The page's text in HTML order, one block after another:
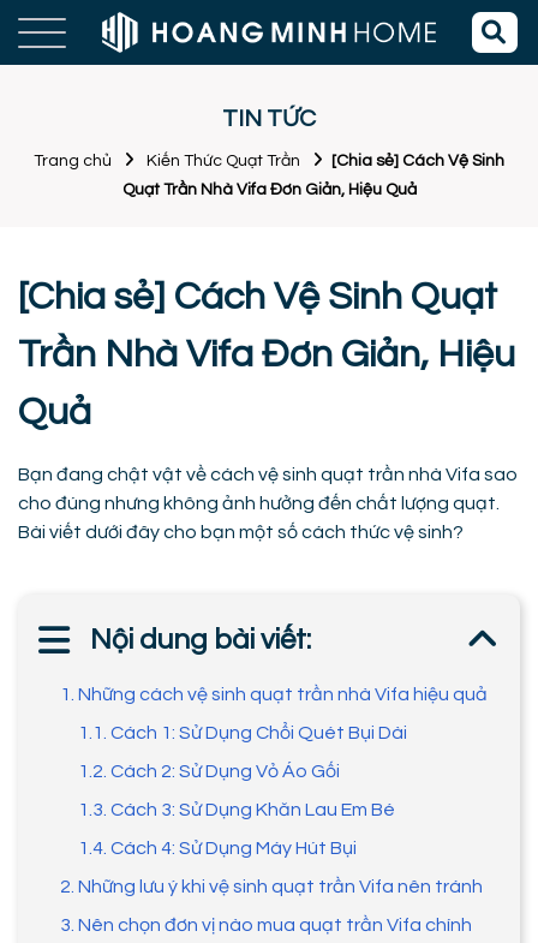
TIN TỨC
Trang chủ Kiến Thức Quạt Trần
[Chia sẻ] Cách Vệ Sinh
Quạt Trần Nhà Vifa Đơn Giản, Hiệu Quả
[Chia sẻ] Cách Vệ Sinh Quạt
Trần Nhà Vifa Đơn Giản, Hiệu
Quả
Bạn đang chật vật về cách vệ sinh quạt trần nhà Vifa sao
cho đúng nhưng không ảnh hưởng đến chất lượng quạt.
Bài viết dưới đây cho bạn một số cách thức vệ sinh?
Nội dung bài viết:
1. Những cách vệ sinh quạt trần nhà Vifa hiệu quả
1.1. Cách 1: Sử Dụng Chổi Quét Bụi Dài
1.2. Cách 2: Sử Dụng Vỏ Áo Gối
1.3. Cách 3: Sử Dụng Khăn Lau Em Bé
1.4. Cách 4: Sử Dụng Máy Hút Bụi
2. Những lưu ý khi vệ sinh quạt trần Vifa nên tránh
3. Nên chọn đơn vị nào mua quạt trần Vifa chính